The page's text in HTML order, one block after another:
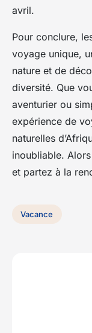
avril.
Pour conclure,
voyage unique,
nature et de
diversité. Que
aventurier ou
expérience de
naturelles
inoubliable.
et partez à la
Vacance